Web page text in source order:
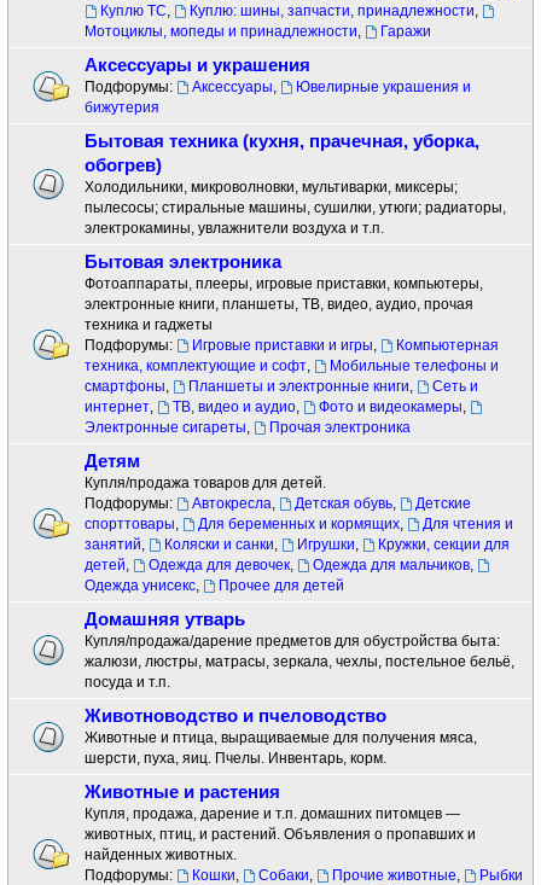
Куплю ТС, Куплю: шины, запчасти, принадлежности,
Мотоциклы, мопеды и принадлежности, Гаражи
Аксессуары и украшения
Подфорумы: Аксессуары,
Ювелирные украшения и
бижутерия
Бытовая техника (кухня, прачечная, уборка,
обогрев)
Холодильники, микроволновки, мультиварки, миксеры;
пылесосы; стиральные машины, сушилки, утюги; радиаторы,
электрокамины, увлажнители воздуха и т.п.
Бытовая электроника
Фотоаппараты, плееры, игровые приставки, компьютеры,
электронные книги, планшеты, ТВ, видео, аудио, прочая
техника и гаджеты
Подфорумы:
Игровые приставки и игры,
Компьютерная
техника, комплектующие и софт,
Мобильные телефоны и
смартфоны, Планшеты и электронные книги,
Сеть и
интернет, ТВ, видео и аудио, Фото и видеокамеры,
Электронные сигареты, Прочая электроника
Детям
Купля/продажа товаров для детей.
Подфорумы:
Автокресла, Детская обувь,
Детские
спорттовары, Для беременных и кормящих,
Для чтения и
занятий, Коляски и санки, Игрушки,
Кружки, секции для
детей, Одежда для девочек, Одежда для мальчиков,
Одежда унисекс, Прочее для детей
Домашняя утварь
Купля/продажа/дарение предметов для обустройства быта:
жалюзи, люстры, матрасы, зеркала, чехлы, постельное бельё,
посуда и т.п.
Животноводство и пчеловодство
Животные и птица, выращиваемые для получения мяса,
шерсти, пуха, яиц. Пчелы. Инвентарь, корм.
Животные и растения
Купля, продажа, дарение и т.п. домашних питомцев —
животных, птиц, и растений. Объявления о пропавших и
найденных животных.
Подфорумы:
Кошки, Собаки, Прочие животные,
Рыбки